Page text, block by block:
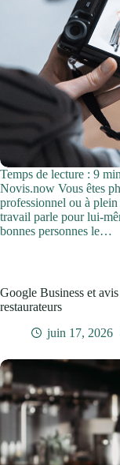
Temps de lecture : 9
Novis.now Vous êtes
professionnel ou à
travail parle pour lui-
bonnes personnes le…
Google Business et
restaurateurs
juin 17, 2026